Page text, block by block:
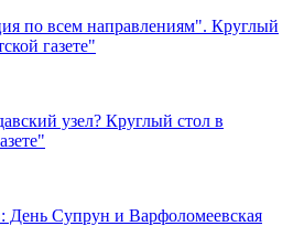
по всем направлениям". Круглый
газете"
узел? Круглый стол в
День Супрун и Варфоломеевская